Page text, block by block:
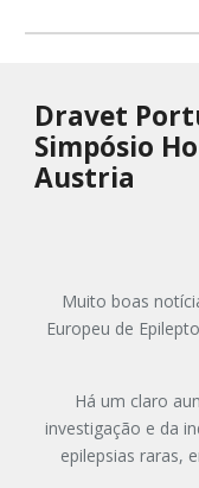
Dravet
Simpósio
Austria
Muito boas
Europeu de
Há um claro
investigação e da
epilepsias raras,